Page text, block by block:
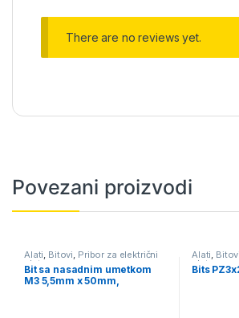
There are no reviews yet.
Povezani proizvodi
Alati, Bitovi, Pribor za električni
alat
Bit sa nasadnim umetkom
M3 5,5mm x 50mm,
Alati, Bitovi
alat
Bits